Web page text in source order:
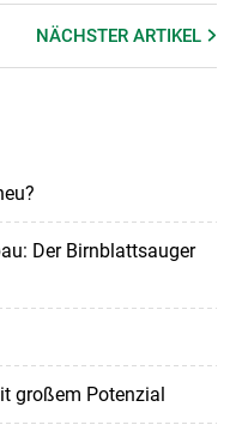
NÄCHSTERARTIKEL
Der Birnblattsauger
großem Potenzial